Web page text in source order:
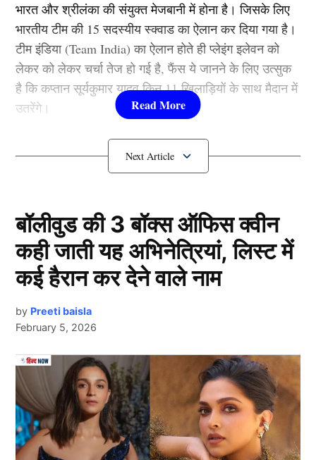
भारत और श्रीलंका की संयुक्त मेजबानी में होना है। जिसके लिए
भारतीय टीम की 15 सदस्यीय स्क्वाड का ऐलान कर दिया गया है।
टीम इंडिया (Team India) का ऐलान होते ही प्लेइंग इलेवन को
लेकर को लेकर चर्चा तेज हो गई है, फैंस ये जानने के लिए उत्सुक
है कि कप्तान सूर्यकुमार यादव किन 11 खिलाड़ियों के साथ मैदान में
उतरेंगे।
संजू-अभिषेक करेंगे ओपनिंग
Team India
टी20 वर्ल्ड कप के लिए टीम इंडिया (Team India) की 15
सदस्यीय स्क्वाड में संजू सैमसन और अभिषेक शर्मा को जगह दी
गई है, जबकि शुभमन गिल को बाहर का रास्ता दिखाया गया है।
ऐसे में टीम मैनेजमेंट पारी की शुरुआत के लिए नए संयोजन पर
भरोसा जता सकता है। माना जा रहा है कि संजू सैमसन अपनी
Next Article
बॉलीवुड की 3 बॉक्स ऑफिस क्वीन
कही जाती यह अभिनेत्रियां, लिस्ट में
कई हैरान कर देने वाले नाम
by Preeti baisla
February 5, 2026